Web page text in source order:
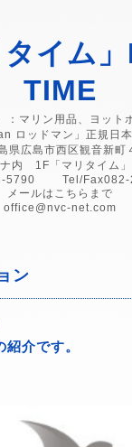
タイム
TIME
：マリン用品、ヨッ
ロッドマン」正規日
県広島市西区観音新町
内 1F「マリタイム
5790 Tel/
メールはこちらまで
office@nvc-net.com
ン
介です。